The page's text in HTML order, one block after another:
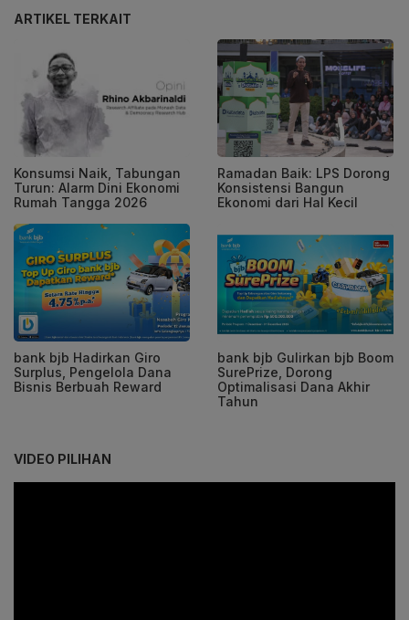
ARTIKEL TERKAIT
Konsumsi Naik, Tabungan
Turun: Alarm Dini Ekonomi
Rumah Tangga 2026
Ramadan Baik: LPS Dorong
Konsistensi Bangun
Ekonomi dari Hal Kecil
bank bjb Hadirkan Giro
Surplus, Pengelola Dana
Bisnis Berbuah Reward
bank bjb Gulirkan bjb Boom
SurePrize, Dorong
Optimalisasi Dana Akhir
Tahun
VIDEO PILIHAN